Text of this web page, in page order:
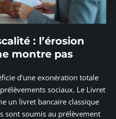
: l’érosion
montre pas
d’une exonération totale
sociaux. Le Livret
un livret bancaire classique
sont soumis au prélèvement